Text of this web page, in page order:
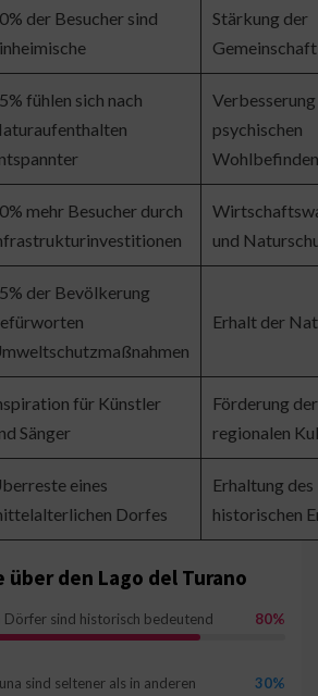
der Besucher sind
Stärkung der
Gemeinschaft
fühlen sich nach
psychischen
mehr Besucher durch
und
der Bevölkerung
Erhalt der
für Künstler
Sänger
Förderung der
regionalen
eines
Dorfes
Erhaltung des
historischen
über den Lago del Turano
Dörfer sind historisch bedeutend 80%
sind seltener als in anderen
30%